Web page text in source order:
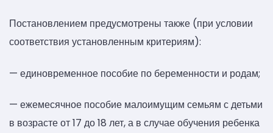
Постановлением предусмотрены также (при условии
соответствия установленным критериям):
— единовременное пособие по беременности и родам;
— ежемесячное пособие малоимущим семьям с детьми
в возрасте от 17 до 18 лет, а в случае обучения ребенка